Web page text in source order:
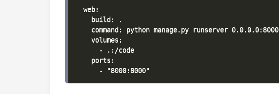
  web:
    build: .
    command: python manage.py runserver 0.0.0.0:8000
    volumes:
      - .:/code
    ports: